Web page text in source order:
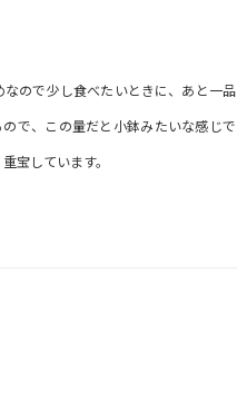
ので少し食べたいときに、あと一品
で、この量だと小鉢みたいな感じで
宝しています。